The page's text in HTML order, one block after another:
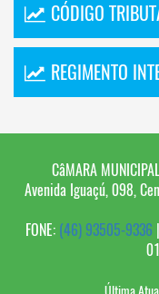
CÓDIGO
REGIMENTO
CâMARA
Avenida Iguaçú, 098,
FONE: (46) 93505-9336